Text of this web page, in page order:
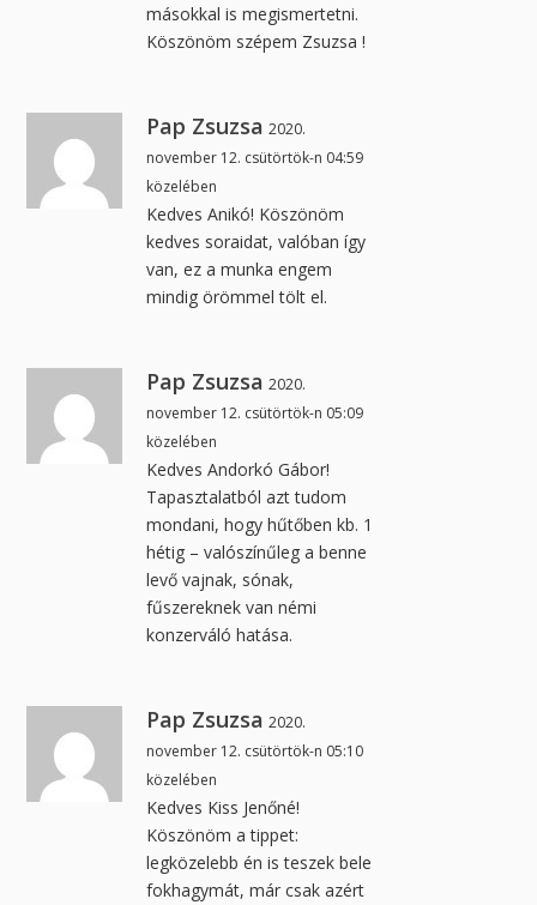
másokkal is megismertetni.
Köszönöm szépem Zsuzsa !
Pap Zsuzsa 2020.
november 12. csütörtök-n 04:59
közelében
Kedves Anikó! Köszönöm
kedves soraidat, valóban így
van, ez a munka engem
mindig örömmel tölt el.
Pap Zsuzsa 2020.
november 12. csütörtök-n 05:09
közelében
Kedves Andorkó Gábor!
Tapasztalatból azt tudom
mondani, hogy hűtőben kb. 1
hétig – valószínűleg a benne
levő vajnak, sónak,
fűszereknek van némi
konzerváló hatása.
Pap Zsuzsa 2020.
november 12. csütörtök-n 05:10
közelében
Kedves Kiss Jenőné!
Köszönöm a tippet:
legközelebb én is teszek bele
fokhagymát, már csak azért